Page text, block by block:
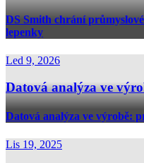
DS Smith chrání
lepenky
Led 9, 2026
Datová analýza ve
Datová analýza ve výrobě:
Lis 19, 2025